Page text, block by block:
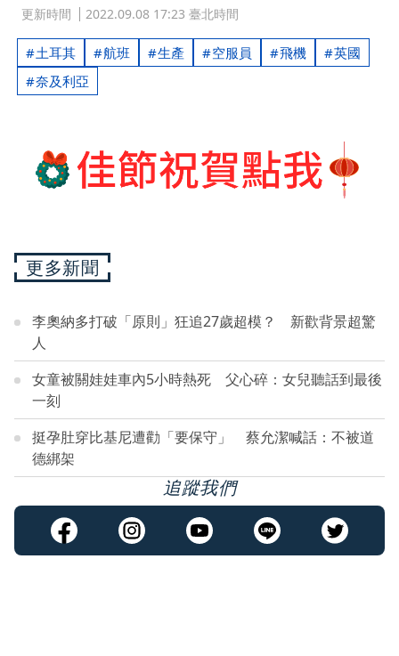
更新時間 2022.09.08 17:23 臺北時間
土耳其 航班 生產 空服員 飛機
英國
奈及利亞
更多新聞
李奧納多打破「原則」狂追27歲超模？ 新歡背景超驚
人
女童被關娃娃車內5小時熱死 父心碎：女兒聽話到最後
一刻
挺孕肚穿比基尼遭勸「要保守」 蔡允潔喊話：不被道
德綁架
追蹤我們